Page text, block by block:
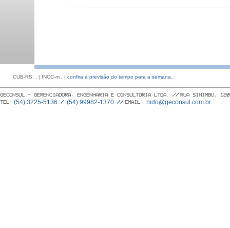
CUB-RS: | INCC-m | confira a previsão do tempo para a semana.
GECONSUL - GERENCIADORA, ENGENHARIA E CONSULTORIA LTDA. // RUA SINIMBU,
TEL: (54) 3225-5136 / (54) 99982-1370 // EMAIL: nido@geconsul.com.br